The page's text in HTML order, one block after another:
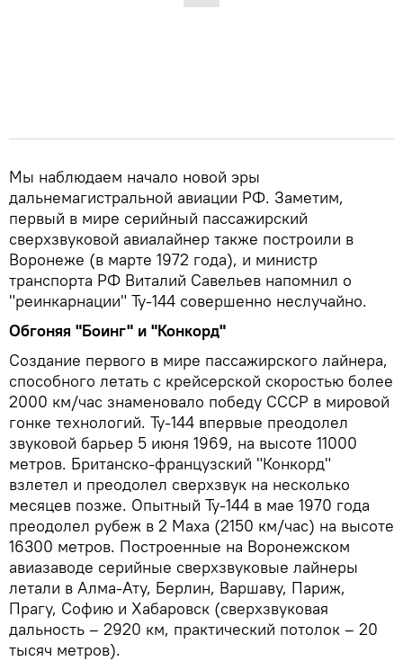
Мы наблюдаем начало новой эры
дальнемагистральной авиации РФ. Заметим,
первый в мире серийный пассажирский
сверхзвуковой авиалайнер также построили в
Воронеже (в марте 1972 года), и министр
транспорта РФ Виталий Савельев напомнил о
"реинкарнации" Ту-144 совершенно неслучайно.
Обгоняя "Боинг" и "Конкорд"
Создание первого в мире пассажирского лайнера,
способного летать с крейсерской скоростью более
2000 км/час знаменовало победу СССР в мировой
гонке технологий. Ту-144 впервые преодолел
звуковой барьер 5 июня 1969, на высоте 11000
метров. Британско-французский "Конкорд"
взлетел и преодолел сверхзвук на несколько
месяцев позже. Опытный Ту-144 в мае 1970 года
преодолел рубеж в 2 Маха (2150 км/час) на высоте
16300 метров. Построенные на Воронежском
авиазаводе серийные сверхзвуковые лайнеры
летали в Алма-Ату, Берлин, Варшаву, Париж,
Прагу, Софию и Хабаровск (сверхзвуковая
дальность – 2920 км, практический потолок – 20
тысяч метров).